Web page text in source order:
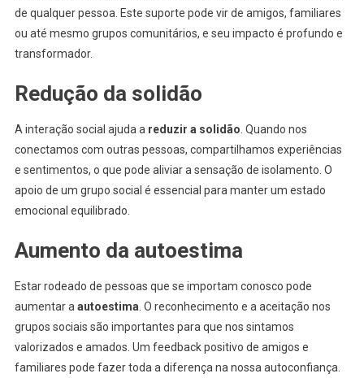
de qualquer pessoa. Este suporte pode vir de amigos, familiares
ou até mesmo grupos comunitários, e seu impacto é profundo e
transformador.
Redução da solidão
A interação social ajuda a reduzir a solidão . Quando nos
conectamos com outras pessoas, compartilhamos experiências
e sentimentos, o que pode aliviar a sensação de isolamento. O
apoio de um grupo social é essencial para manter um estado
emocional equilibrado.
Aumento da autoestima
Estar rodeado de pessoas que se importam conosco pode
aumentar a autoestima . O reconhecimento e a aceitação nos
grupos sociais são importantes para que nos sintamos
valorizados e amados. Um feedback positivo de amigos e
familiares pode fazer toda a diferença na nossa autoconfiança.